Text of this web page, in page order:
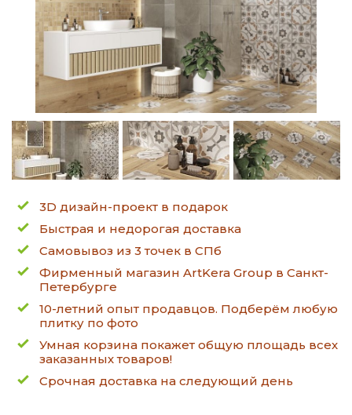
3D дизайн-проект в подарок
Быстрая и недорогая доставка
Самовывоз из 3 точек в СПб
Фирменный магазин ArtKera Group в Санкт-
Петербурге
10-летний опыт продавцов. Подберём любую
плитку по фото
Умная корзина покажет общую площадь всех
заказанных товаров!
Срочная доставка на следующий день